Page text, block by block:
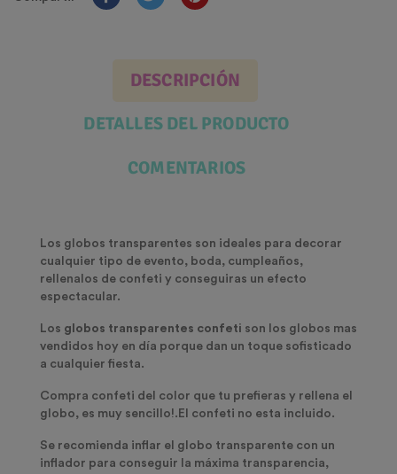
DESCRIPCIÓN
DETALLES DEL PRODUCTO
COMENTARIOS
Los globos transparentes son ideales para decorar
cualquier tipo de evento, boda, cumpleaños,
rellenalos de confeti y conseguiras un efecto
espectacular.
Los globos transparentes confeti son los globos mas
vendidos hoy en día porque dan un toque sofisticado
a cualquier fiesta.
Compra confeti del color que tu prefieras y rellena el
globo, es muy sencillo!.El confeti no esta incluido.
Se recomienda inflar el globo transparente con un
inflador para conseguir la máxima transparencia,